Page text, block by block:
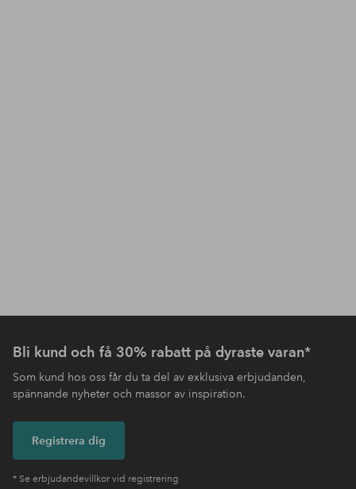
Bli kund och få 30% rabatt på dyraste varan*
Som kund hos oss får du ta del av exklusiva erbjudanden,
spännande nyheter och massor av inspiration.
Registrera dig
* Se erbjudandevillkor vid registrering